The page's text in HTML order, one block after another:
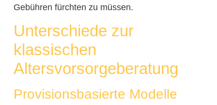
Gebühren fürchten zu müssen.
Unterschiede zur
klassischen
Altersvorsorgeberatung
Provisionsbasierte Modelle